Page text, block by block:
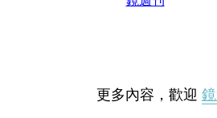
更多內容，歡迎